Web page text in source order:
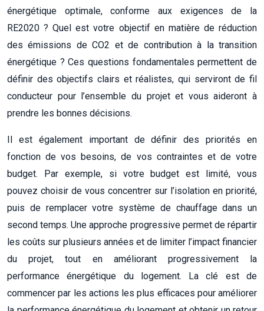
énergétique optimale, conforme aux exigences de la
RE2020 ? Quel est votre objectif en matière de réduction
des émissions de CO2 et de contribution à la transition
énergétique ? Ces questions fondamentales permettent de
définir des objectifs clairs et réalistes, qui serviront de fil
conducteur pour l’ensemble du projet et vous aideront à
prendre les bonnes décisions.
Il est également important de définir des priorités en
fonction de vos besoins, de vos contraintes et de votre
budget. Par exemple, si votre budget est limité, vous
pouvez choisir de vous concentrer sur l’isolation en priorité,
puis de remplacer votre système de chauffage dans un
second temps. Une approche progressive permet de répartir
les coûts sur plusieurs années et de limiter l’impact financier
du projet, tout en améliorant progressivement la
performance énergétique du logement. La clé est de
commencer par les actions les plus efficaces pour améliorer